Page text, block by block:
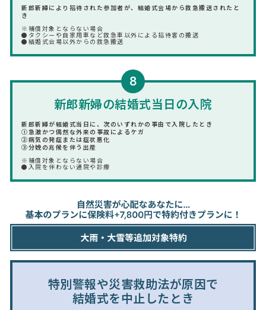
新郎新婦により招待された参加者が、結婚式会場から救急搬送されたと
き
※補償対象とならない場合
●タクシーや自家用車など救急車以外による招待客の搬送
●結婚式会場以外からの救急搬送
8
新郎新婦の結婚式当日の入院
新郎新婦が結婚式当日に、次のいずれかの事由で入院したとき
①急激かつ偶然な外来の事故によるケガ
②病気の発症または症状悪化
③分娩の兆候を伴う出産
※補償対象とならない場合
●入院を伴わない通院や診療
特別警報や災害救助法が原因で
結婚式を中止したとき